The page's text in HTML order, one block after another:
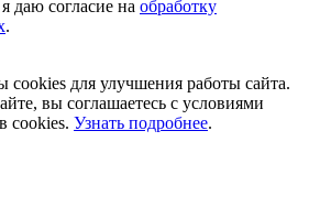
даю согласие на обработку
.
для улучшения работы сайта.
вы соглашаетесь с условиями
cookies. Узнать подробнее.